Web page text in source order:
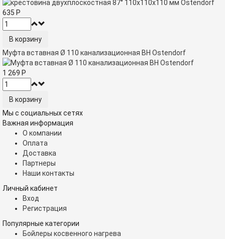
635 Р
Муфта вставная Ø 110 канализационная ВН Ostendorf
1 269 Р
Мы с социальных сетях
Важная информация
О компании
Оплата
Доставка
Партнеры
Наши контакты
Личный кабинет
Вход
Регистрация
Популярные категории
Бойлеры косвенного нагрева